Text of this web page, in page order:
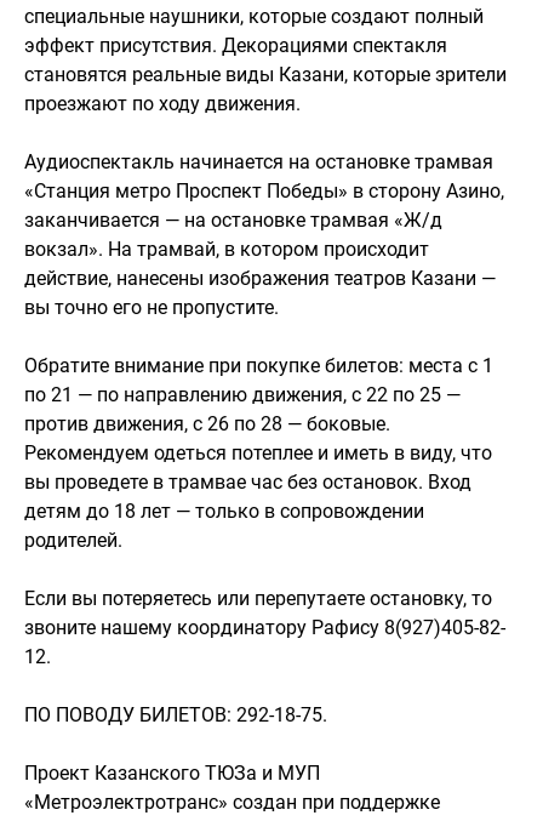
специальные наушники, которые создают полный
эффект присутствия. Декорациями спектакля
становятся реальные виды Казани, которые зрители
проезжают по ходу движения.
Аудиоспектакль начинается на остановке трамвая
«Станция метро Проспект Победы» в сторону Азино,
заканчивается — на остановке трамвая «Ж/д
вокзал». На трамвай, в котором происходит
действие, нанесены изображения театров Казани —
вы точно его не пропустите.
Обратите внимание при покупке билетов: места с 1
по 21 — по направлению движения, с 22 по 25 —
против движения, с 26 по 28 — боковые.
Рекомендуем одеться потеплее и иметь в виду, что
вы проведете в трамвае час без остановок. Вход
детям до 18 лет — только в сопровождении
родителей.
Если вы потеряетесь или перепутаете остановку, то
звоните нашему координатору Рафису 8(927)405-82-
12.
ПО ПОВОДУ БИЛЕТОВ: 292-18-75.
Проект Казанского ТЮЗа и МУП
«Метроэлектротранс» создан при поддержке